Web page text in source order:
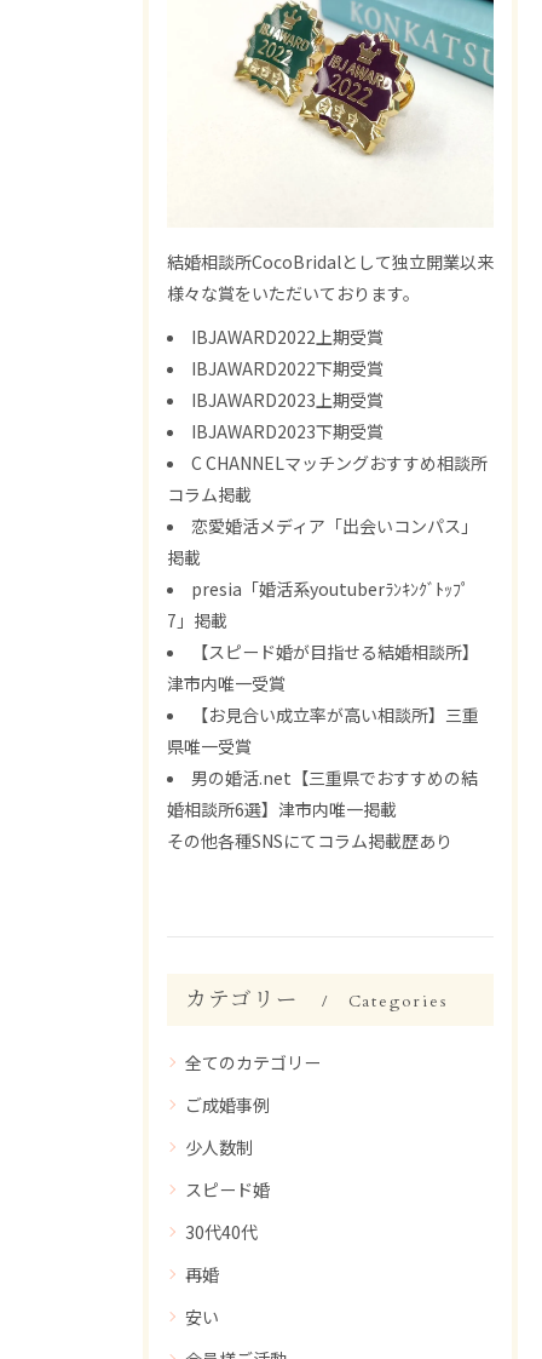
結婚相談所CocoBridalとして独立開業以来
様々な賞をいただいております。
IBJAWARD2022上期受賞
IBJAWARD2022下期受賞
IBJAWARD2023上期受賞
IBJAWARD2023下期受賞
C CHANNELマッチングおすすめ相談所
コラム掲載
恋愛婚活メディア「出会いコンパス」
掲載
presia「婚活系youtuberﾗﾝｷﾝｸﾞﾄｯﾌﾟ
7」掲載
【スピード婚が目指せる結婚相談所】
津市内唯一受賞
【お見合い成立率が高い相談所】三重
県唯一受賞
男の婚活.net【三重県でおすすめの結
婚相談所6選】津市内唯一掲載
その他各種SNSにてコラム掲載歴あり
カテゴリー Categories
全てのカテゴリー
ご成婚事例
少人数制
スピード婚
30代40代
再婚
安い